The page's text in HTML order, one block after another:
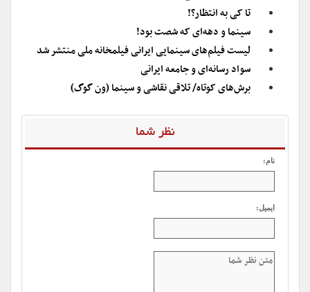
تا کی به انتظار؟!
سینما و‌ دهه‌ای که شصت بود!
لیست فیلم‌های سینمایی ایرانی فیلمخانه ملی منتشر شد
سواد رسانه‌ای و جامعه ایرانی
برش‌های کوتاه/ تلاقی نقاشی و سینما (ون گوگ)
نظر شما
نام:
ایمیل: